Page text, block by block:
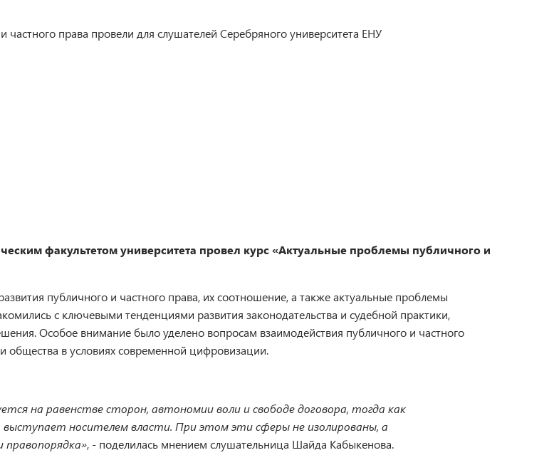
факультетомуниверситета провел курс «Актуальные проблемы публичного и
публичного и частного права, их соотношение, а также актуальные проблемы
с ключевыми тенденциями развития законодательства и судебной практики,
Особое внимание было уделено вопросам взаимодействия публичного и частного
общества в условиях современной цифровизации.
на равенстве сторон, автономии воли и свободе договора, тогда как
выступает носителем власти. При этом эти сферы не изолированы, а
правопорядка», - поделилась мнением слушательница Шайда Кабыкенова.